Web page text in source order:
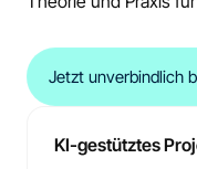
Jetzt unverbindlich
KI-gestütztes